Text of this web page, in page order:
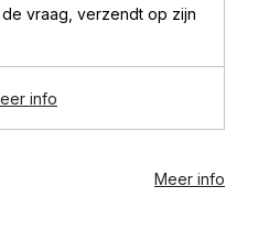
vraag verzendt op zijn
info
Meer info